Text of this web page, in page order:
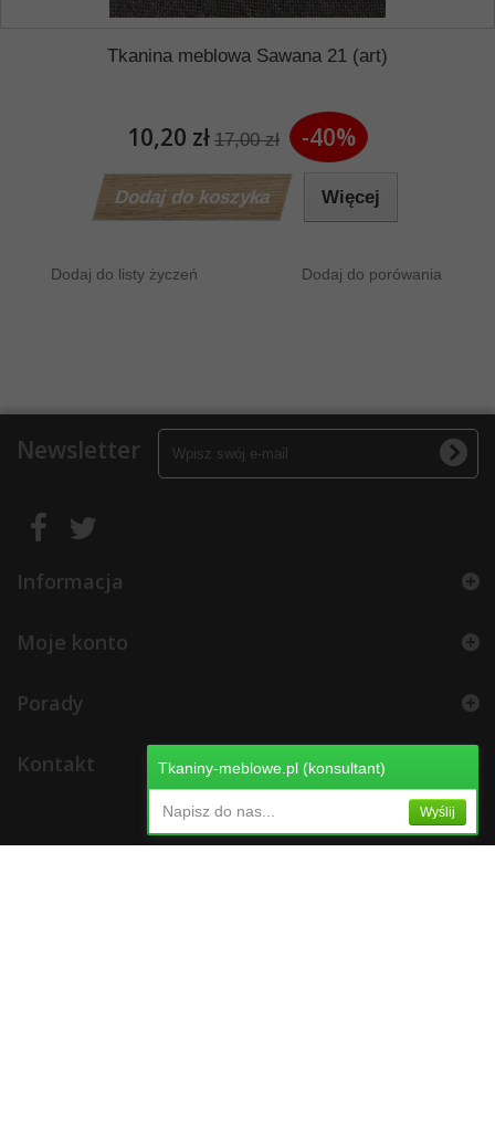
Tkanina meblowa Sawana 21 (art)
10,20 zł 17,00 zł -40%
Dodaj do koszyka Więcej
Dodaj do listy życzeń Dodaj do porówania
Newsletter
Informacja
Moje konto
Porady
Kontakt Tkaniny-meblowe.pl (konsultant)
Napisz do nas... Wyślij